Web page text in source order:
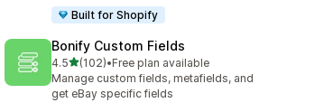
Built for Shopify
Bonify Custom Fields
4.5별 5개 중
(102)
총 리뷰 102개
•Free plan available
Manage custom fields, metafields, and
get eBay specific fields